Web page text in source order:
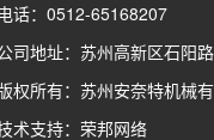
话：0512-65168207
司地址：苏州高新区石阳
权所有：苏州安奈特机械
术支持： 荣邦网络